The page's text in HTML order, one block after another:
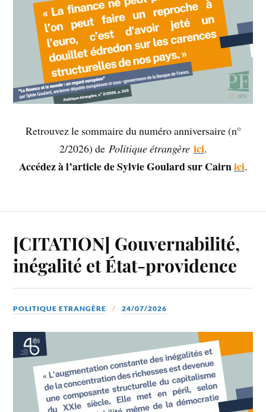
Retrouvez le sommaire du numéro anniversaire (n°
2/2026) de Politique étrangère ici.
Accédez à l’article de Sylvie Goulard sur Cairnici.
[CITATION] Gouvernabilité,
inégalité et État-providence
POLITIQUE ETRANGÈRE 24/07/2026